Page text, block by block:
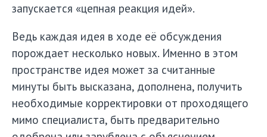
запускается «цепная реакция идей».
Ведь каждая идея в ходе её обсуждения
порождает несколько новых. Именно в этом
пространстве идея может за считанные
минуты быть высказана, дополнена, получить
необходимые корректировки от проходящего
мимо специалиста, быть предварительно